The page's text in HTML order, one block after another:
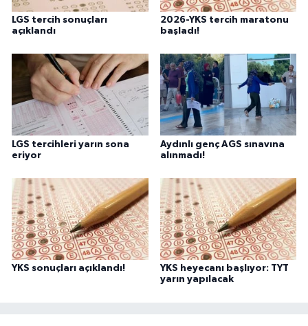
LGS tercih sonuçları
açıklandı
2026-YKS tercih maratonu
başladı!
LGS tercihleri yarın sona
eriyor
Aydınlı genç AGS sınavına
alınmadı!
YKS sonuçları açıklandı!
YKS heyecanı başlıyor: TYT
yarın yapılacak